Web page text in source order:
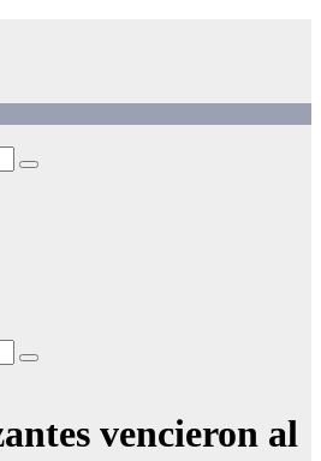
vencieron al